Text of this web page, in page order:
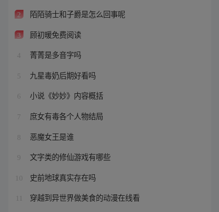
2 陌陌骑士和子爵是怎么回事呢
3 顾初暖免费阅读
4 菁菁是多音字吗
5 九星毒奶后期好看吗
6 小说《妙妙》内容概括
7 庶女有毒各个人物结局
8 恶魔女王是谁
9 文字类的修仙游戏有哪些
10 史前地球真实存在吗
穿越到异世界做美食的动漫在线看